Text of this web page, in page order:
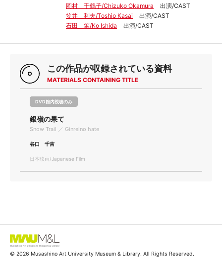
岡村 千鶴子/Chizuko Okamura
出演/CAST
笠井 利夫/Toshio Kasai
出演/CAST
石田 鉱/Ko Ishida
出演/CAST
この作品が収録されている資料
MATERIALS CONTAINING TITLE
DVD館内視聴のみ
銀嶺の果て
Snow Trail ／ Ginreino hate
谷口 千吉
日本映画/Japanese Film
© 2026 Musashino Art University Museum & Library. All Rights Reserved.